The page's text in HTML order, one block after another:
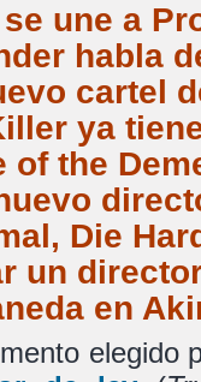
une a
habla
cartel
ya
of the
Die
un
en
elegido